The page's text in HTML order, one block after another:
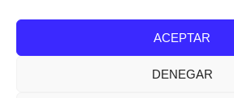
ACEPTAR
DENEGAR
| Personería
7542 de mayo de 1982
Acreditación Institucional en